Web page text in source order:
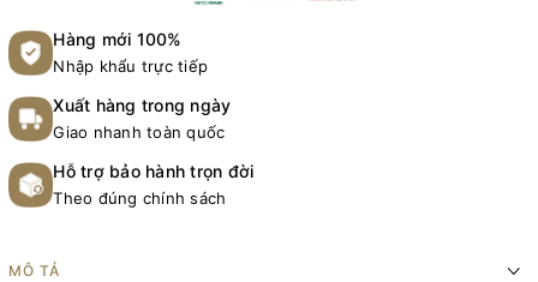
Hàng mới 100%
Nhập khẩu trực tiếp
Xuất hàng trong ngày
Giao nhanh toàn quốc
Hỗ trợ bảo hành trọn đời
Theo đúng chính sách
MÔ TẢ